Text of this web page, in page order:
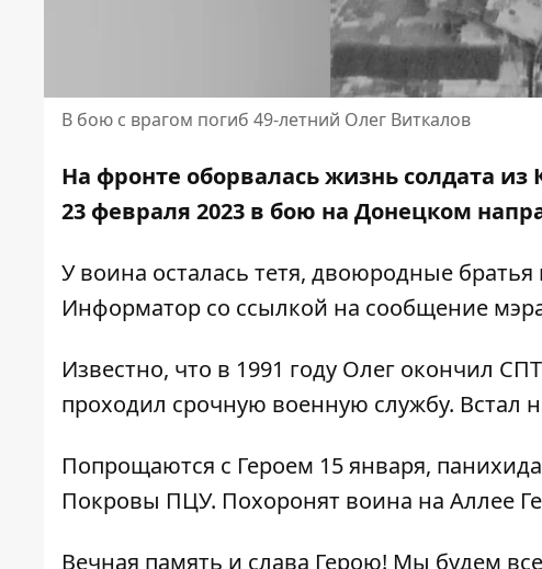
В бою с врагом погиб 49-летний Олег Виткалов
На фронте оборвалась жизнь солдата
23 февраля 2023 в бою на Донецком
У воина осталась тетя, двоюродные
Информатор со ссылкой на сообщение
Известно, что в 1991 году Олег окончил
проходил срочную военную службу. Встал
Попрощаются с Героем 15 января,
Покровы ПЦУ. Похоронят воина на Аллее
Вечная память и слава Герою! Мы будем